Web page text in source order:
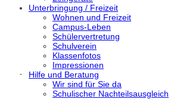
Unterbringung / Freizeit
Wohnen und Freizeit
Campus-Leben
Schülervertretung
Schulverein
Klassenfotos
Impressionen
Hilfe und Beratung
Wir sind für Sie da
Schulischer Nachteilsausgleich
♿